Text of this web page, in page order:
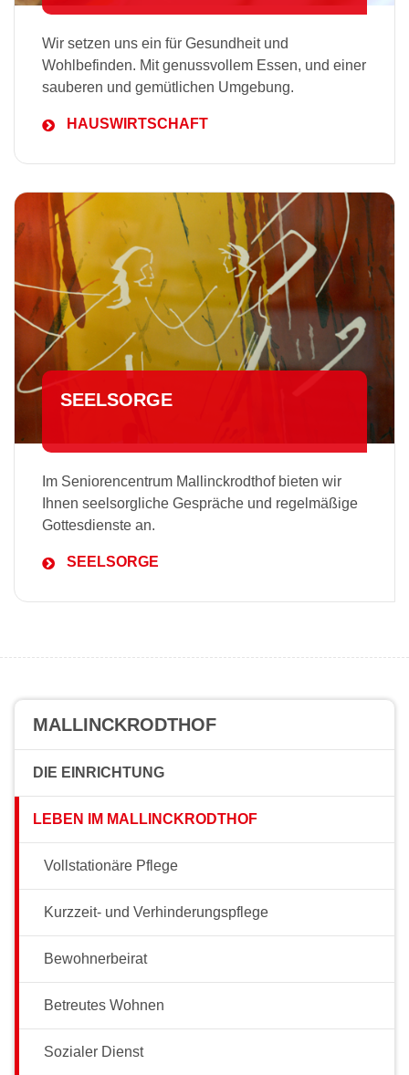
Wir setzen uns ein für Gesundheit und
Wohlbefinden. Mit genussvollem Essen, und einer
sauberen und gemütlichen Umgebung.
HAUSWIRTSCHAFT
SEELSORGE
Im Seniorencentrum Mallinckrodthof bieten wir
Ihnen seelsorgliche Gespräche und regelmäßige
Gottesdienste an.
SEELSORGE
MALLINCKRODTHOF
DIE EINRICHTUNG
LEBEN IM MALLINCKRODTHOF
Vollstationäre Pflege
Kurzzeit- und Verhinderungspflege
Bewohnerbeirat
Betreutes Wohnen
Sozialer Dienst